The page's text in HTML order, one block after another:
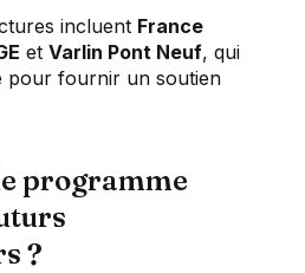
incluent France
et Varlin Pont Neuf, qui
pour fournir un soutien
programme
?